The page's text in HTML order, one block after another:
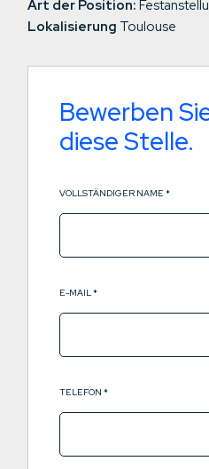
Art der Position:
Lokalisierung Toulouse
Bewerben
diese Stelle.
VOLLSTÄNDIGER NAME*
E-MAIL*
TELEFON*